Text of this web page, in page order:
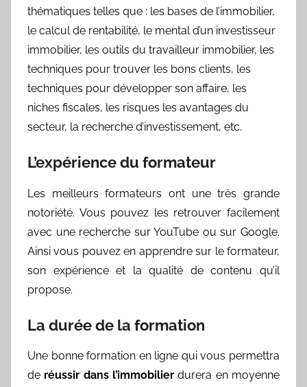
thématiques telles que : les bases de l’immobilier,
le calcul de rentabilité, le mental d’un investisseur
immobilier, les outils du travailleur immobilier, les
techniques pour trouver les bons clients, les
techniques pour développer son affaire, les
niches fiscales, les risques les avantages du
secteur, la recherche d’investissement, etc.
L’expérience du formateur
Les meilleurs formateurs ont une très grande
notoriété. Vous pouvez les retrouver facilement
avec une recherche sur YouTube ou sur Google.
Ainsi vous pouvez en apprendre sur le formateur,
son expérience et la qualité de contenu qu’il
propose.
La durée de la formation
Une bonne formation en ligne qui vous permettra
de réussir dans l’immobilier durera en moyenne